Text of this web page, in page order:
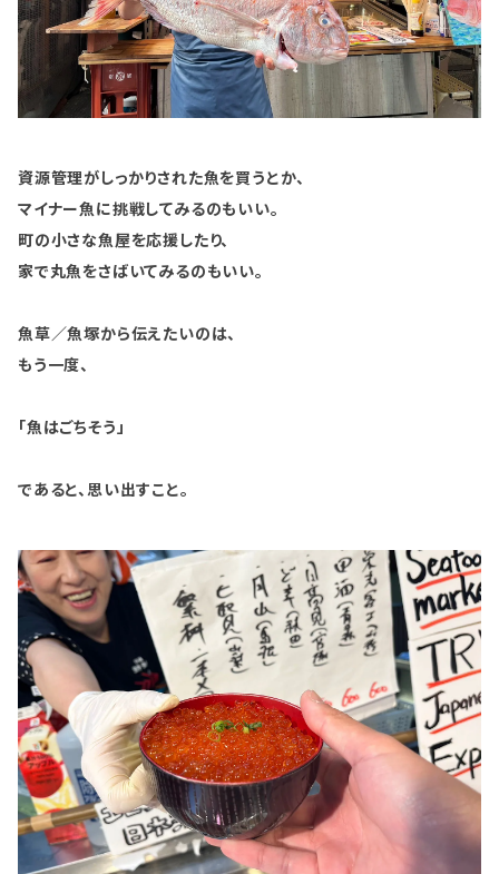
資源管理がしっかりされた魚を買うとか、
マイナー魚に挑戦してみるのもいい。
町の小さな魚屋を応援したり、
家で丸魚をさばいてみるのもいい。
魚草／魚塚から伝えたいのは、
もう一度、
「魚はごちそう」
であると、思い出すこと。